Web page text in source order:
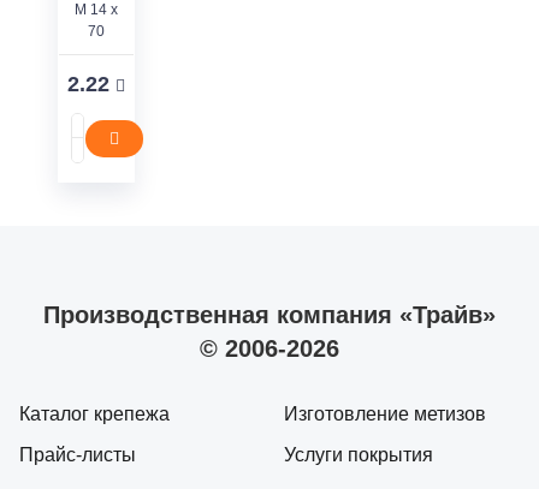
M 14 x
70
2.22
Производственная компания «Трайв»
© 2006-2026
Каталог крепежа
Прайс-листы
Изготовление метизов
Услуги покрытия